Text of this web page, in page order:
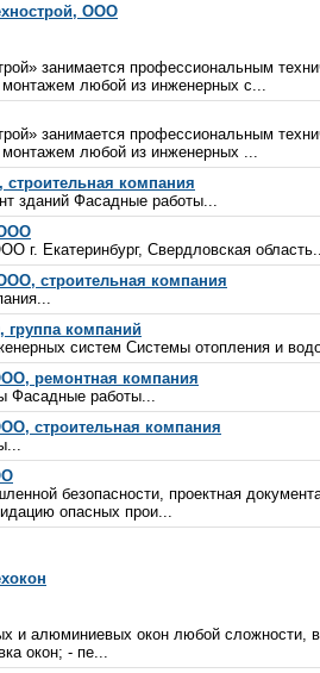
ООО
занимается профессиональным
любой из инженерных с...
занимается профессиональным
любой из инженерных ...
компания
зданий Фасадные работы...
г. Екатеринбург, Свердловская
строительная компания
компаний
систем Системы отопления и
ремонтная компания
Фасадные работы...
строительная компания
безопасности, проектная
опасных прои...
и алюминиевых окон любой сложности,
окон; - пе...